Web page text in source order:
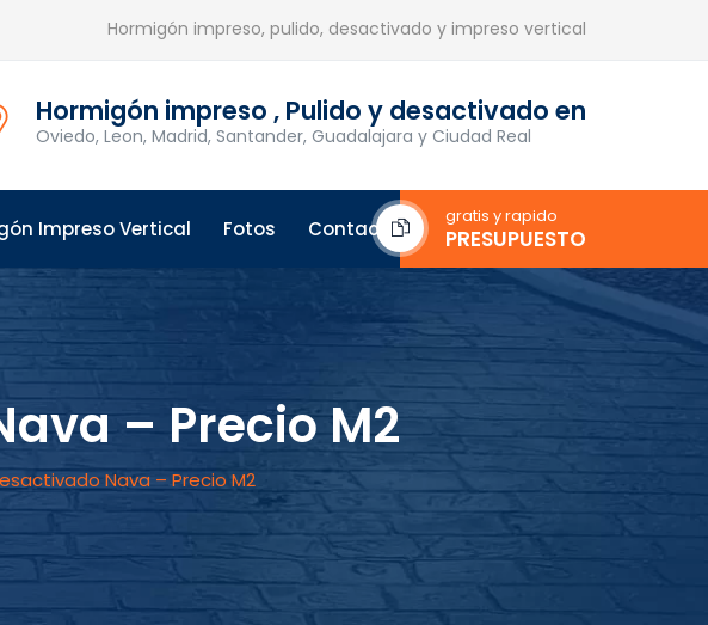
Hormigón impreso, pulido, desactivado y impreso vertical
Hormigón impreso , Pulido y desactivado en
Oviedo, Leon, Madrid, Santander, Guadalajara y Ciudad Real
Impreso Vertical Fotos Contacto
gratis y rapido
PRESUPUESTO
– Precio M2
Nava – Precio M2